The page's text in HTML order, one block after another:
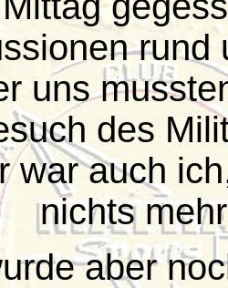
rund
uns
des
war auch
nichts
aber